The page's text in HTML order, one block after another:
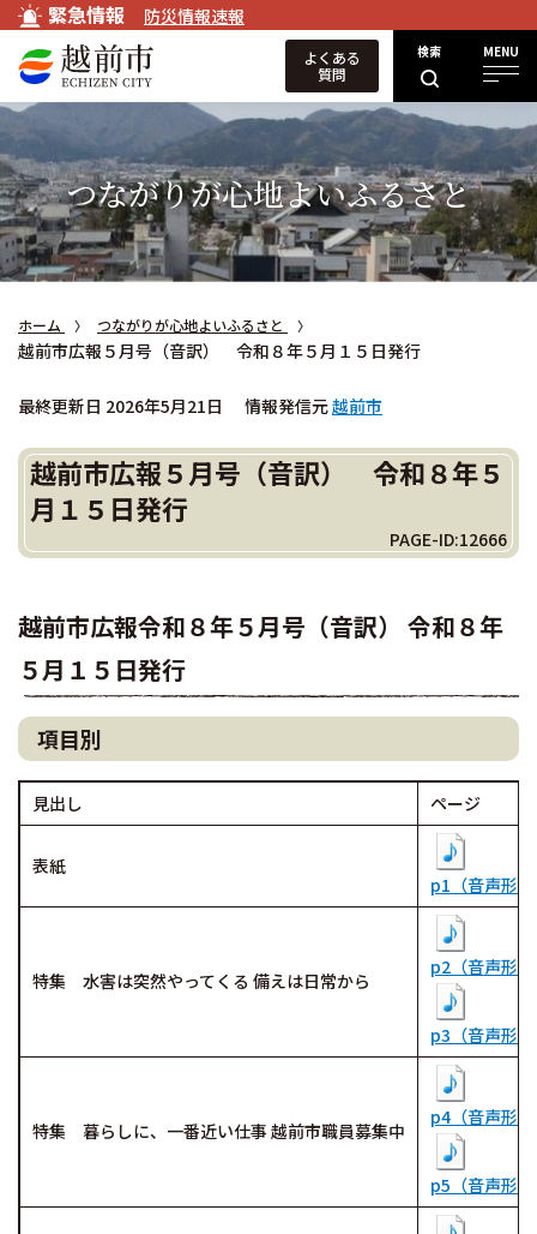
緊急情報 防災情報速報
検索 MENU
よくある
質問
つながりが心地よいふるさと
ホーム つながりが心地よいふるさと
越前市広報５月号（音訳） 令和８年５月１５日発行
最終更新日 2026年5月21日 情報発信元越前市
越前市広報５月号（音訳） 令和８年５
月１５日発行
PAGE-ID:12666
越前市広報令和８年５月号（音訳） 令和８年
５月１５日発行
項目別
見出し ページ
表紙
p1（音声形
特集 水害は突然やってくる 備えは日常から
p2（音声形
p3（音声形
特集 暮らしに、一番近い仕事 越前市職員募集中
p4（音声形
p5（音声形